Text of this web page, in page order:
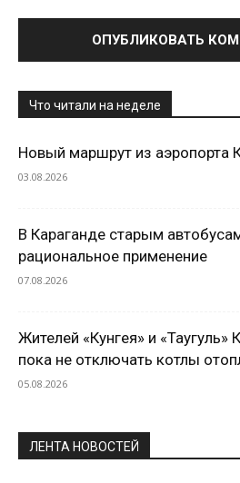
Что читали на неделе
Новый маршрут из аэропорта
03.08.2026
В Караганде старым
рациональное применение
07.08.2026
Жителей «Кунгея» и «Таугуль»
пока не отключать котлы
05.08.2026
ЛЕНТА НОВОСТЕЙ